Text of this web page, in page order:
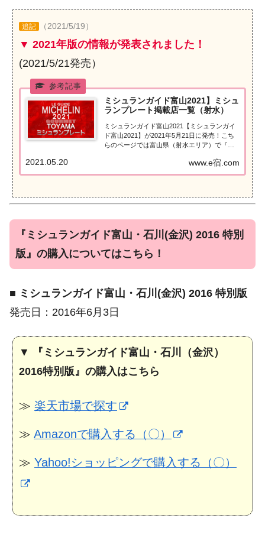
追記 （2021/5/19）
▼ 2021年版の情報が発表されました！
(2021/5/21発売）
ミシュランガイド富山2021】ミシュ
ランプレート掲載店一覧（射水）
ミシュランガイド富山2021【ミシュランガイ
ド富山2021】が2021年5月21日に発売！こち
らのページでは富山県（射水エリア）で『ミ
店・レストラン）を一覧にまとめました。ミ
シュランガイド富山2021『ミシュランプレー
www.e宿.com
2021.05.20
『ミシュランガイド富山・石川(金沢) 2016 特別
版』の購入についてはこちら！
■ ミシュランガイド富山・石川(金沢) 2016 特別版
発売日：2016年6月3日
▼
『ミシュランガイド富山・石川（金沢）
2016特別版』の購入はこちら
≫ 楽天市場で探す
≫ Amazonで購入する（〇）
≫ Yahoo!ショッピングで購入する（〇）